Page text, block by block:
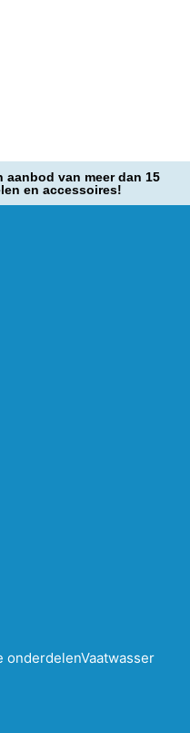
van meer dan 15
en accessoires!
onderdelenVaatwasser